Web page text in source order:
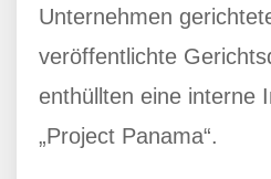
Unternehmen
veröffentlichte
enthüllten eine interne
„Project Panama“.